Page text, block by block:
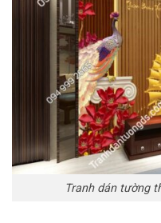
Tranh dán tường